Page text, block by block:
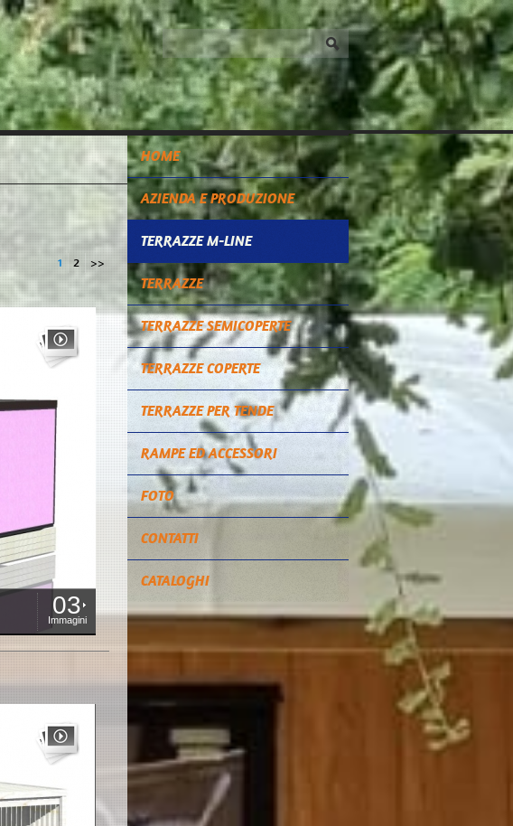
1 2 >>
03
Immagini
HOME
AZIENDA E PRODUZIONE
TERRAZZE M-LINE
TERRAZZE
TERRAZZE SEMICOPERTE
TERRAZZE COPERTE
TERRAZZE PER TENDE
RAMPE ED ACCESSORI
FOTO
CONTATTI
CATALOGHI